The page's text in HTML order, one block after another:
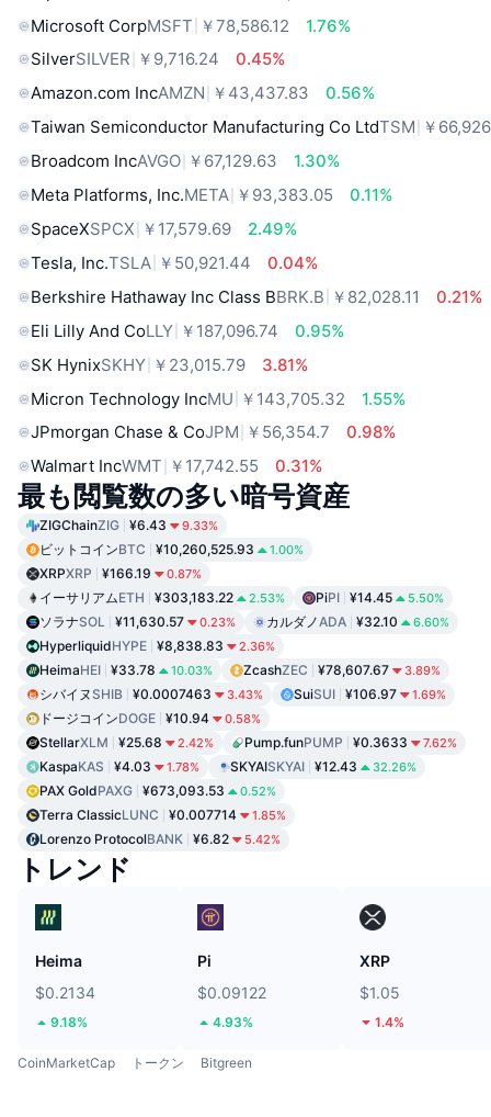
Microsoft CorpMSFT ￥78,586.12
1.76%
SilverSILVER ￥9,716.24
0.45%
Amazon.com IncAMZN ￥43,437.83
0.56%
Taiwan Semiconductor Manufacturing Co LtdTSM ￥
Broadcom IncAVGO ￥67,129.63
1.30%
Meta Platforms, Inc.META ￥93,383.05
0.11%
SpaceXSPCX ￥17,579.69
2.49%
Tesla, Inc.TSLA ￥50,921.44
0.04%
Berkshire Hathaway Inc Class BBRK.B ￥82,028.11
0.21%
Eli Lilly And CoLLY ￥187,096.74
0.95%
SK HynixSKHY ￥23,015.79
3.81%
Micron Technology IncMU ￥143,705.32
1.55%
JPmorgan Chase & CoJPM ￥56,354.7
0.98%
Walmart IncWMT ￥17,742.55 0.31%
最も閲覧数の多い暗号資産
ZIGChainZIG ¥6.43 9.33%
ビットコインBTC ¥10,260,525.93 1.00%
XRPXRP ¥166.19 0.87%
イーサリアムETH ¥303,183.22 2.53% PiPI ¥14.45 5.50%
ソラナSOL ¥11,630.57 0.23% カルダノADA ¥32.10 6.60%
HyperliquidHYPE ¥8,838.83 2.36%
HeimaHEI ¥33.78 10.03% ZcashZEC ¥78,607.67 3.89%
シバイヌ SHIB ¥0.0007463 3.43% SuiSUI ¥106.97 1.69%
ドージコインDOGE ¥10.94 0.58%
StellarXLM ¥25.68 2.42% Pump.funPUMP ¥0.3633 7.62%
KaspaKAS ¥4.03 1.78% SKYAISKYAI ¥12.43 32.26%
PAX GoldPAXG ¥673,093.53 0.52%
Terra ClassicLUNC ¥0.007714 1.85%
Lorenzo ProtocolBANK ¥6.82 5.42%
トレンド
Heima
$0.2134
9.18%
Pi
$0.09122
4.93%
XRP
$1.05
1.4%
CoinMarketCap トークン Bitgreen